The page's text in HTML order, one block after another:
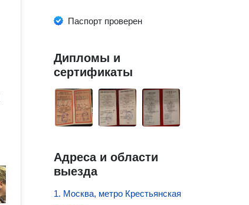
Паспорт проверен
Дипломы и
сертификаты
Адреса и области
выезда
1. Москва, метро Крестьянская